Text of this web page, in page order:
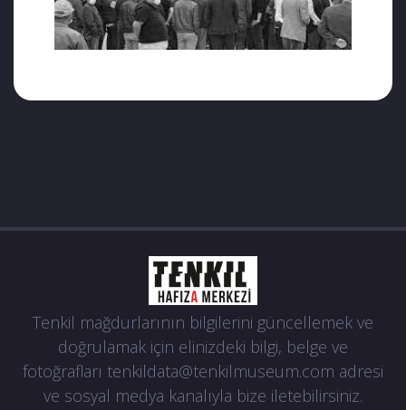
Tenkil mağdurlarının bilgilerini güncellemek ve
doğrulamak için elinizdeki bilgi, belge ve
fotoğrafları tenkildata@tenkilmuseum.com adresi
ve sosyal medya kanalıyla bize iletebilirsiniz.